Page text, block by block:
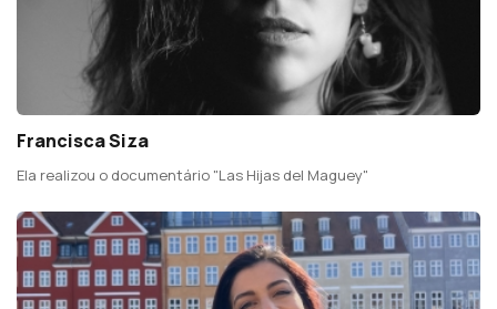
Francisca Siza
Ela realizou o documentário "Las Hijas del Maguey"